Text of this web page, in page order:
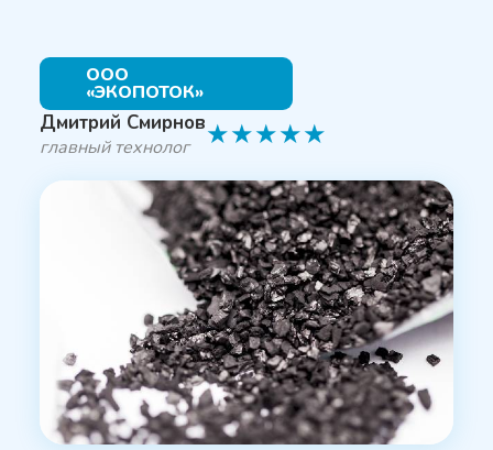
ООО
«ЭКОПОТОК»
Дмитрий Смирнов
главный технолог ★★★★★